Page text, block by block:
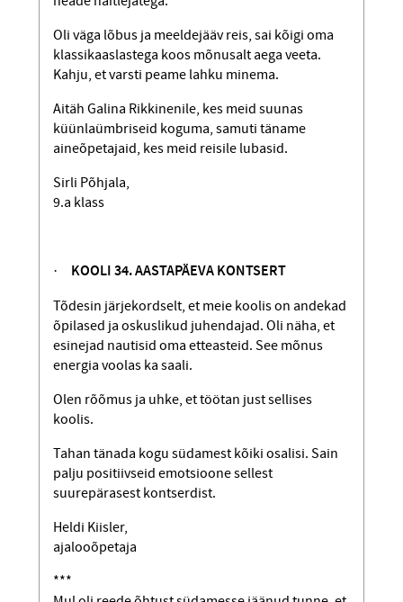
Oli väga lõbus ja meeldejääv reis, sai kõigi oma
klassikaaslastega koos mõnusalt aega veeta.
Kahju, et varsti peame lahku minema.
Aitäh Galina Rikkinenile, kes meid suunas
küünlaümbriseid koguma, samuti täname
aineõpetajaid, kes meid reisile lubasid.
Sirli Põhjala,
9.a klass
· KOOLI 34. AASTAPÄEVA KONTSERT
Tõdesin järjekordselt, et meie koolis on andekad
õpilased ja oskuslikud juhendajad. Oli näha, et
esinejad nautisid oma etteasteid. See mõnus
energia voolas ka saali.
Olen rõõmus ja uhke, et töötan just sellises
koolis.
Tahan tänada kogu südamest kõiki osalisi. Sain
palju positiivseid emotsioone sellest
suurepärasest kontserdist.
Heldi Kiisler,
ajalooõpetaja
***